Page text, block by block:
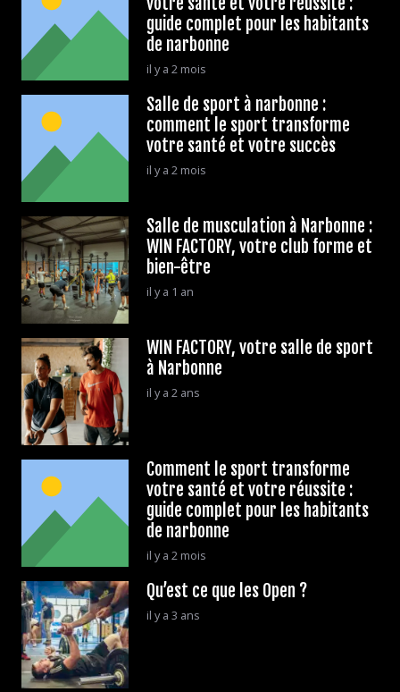
guide complet pour les habitants
de narbonne
il y a 2 mois
Salle de sport à narbonne :
comment le sport transforme
votre santé et votre succès
il y a 2 mois
Salle de musculation à Narbonne :
WIN FACTORY, votre club forme et
bien-être
il y a 1 an
WIN FACTORY, votre salle de sport
à Narbonne
il y a 2 ans
Comment le sport transforme
votre santé et votre réussite :
guide complet pour les habitants
de narbonne
il y a 2 mois
Qu’est ce que les Open ?
il y a 3 ans